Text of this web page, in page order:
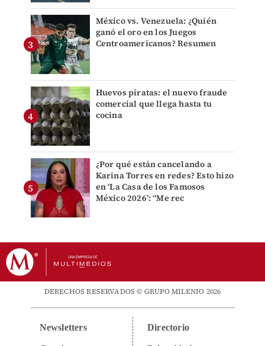
México vs. Venezuela: ¿Quién
ganó el oro en los Juegos
Centroamericanos? Resumen
Huevos piratas: el nuevo fraude
comercial que llega hasta tu
cocina
¿Por qué están cancelando a
Karina Torres en redes? Esto hizo
en ‘La Casa de los Famosos
México 2026’: “Me rec
DERECHOS RESERVADOS © GRUPO MILENIO 2026
Newsletters Directorio